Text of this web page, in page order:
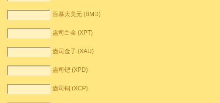
百慕大美元 (BMD)
盎司白金 (XPT)
盎司金子 (XAU)
盎司钯 (XPD)
盎司铜 (XCP)